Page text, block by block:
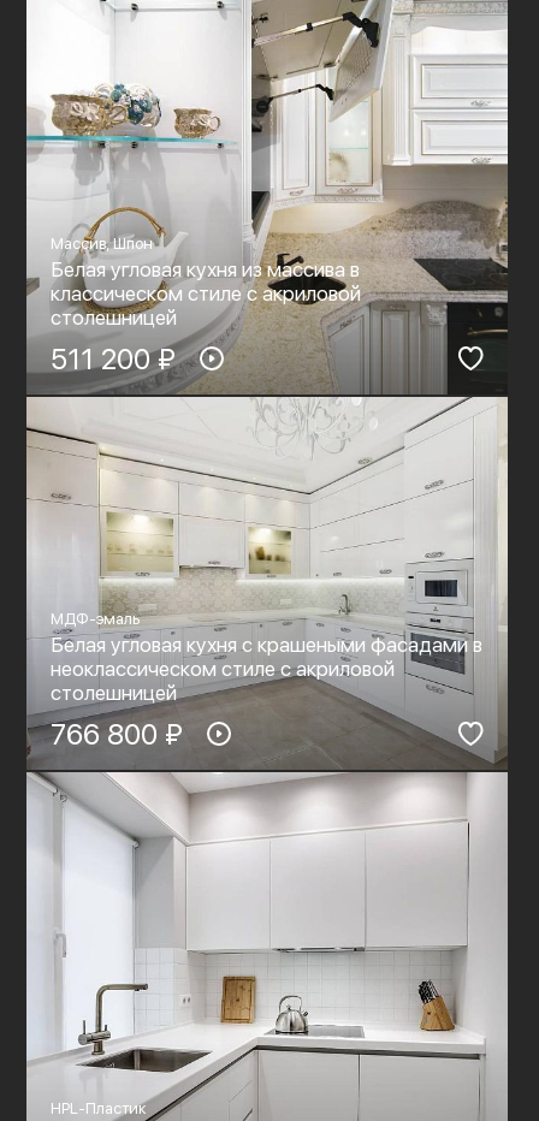
Массив, Шпон
Белая угловая кухня из массива в
классическом стиле c акриловой
столешницей
511 200 ₽
МДФ-эмаль
Белая угловая кухня с крашеными фасадами в
неоклассическом стиле c акриловой
столешницей
766 800 ₽
HPL-Пластик